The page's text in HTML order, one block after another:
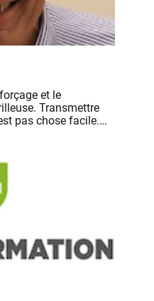
et le
Transmettre
pas chose facile.…